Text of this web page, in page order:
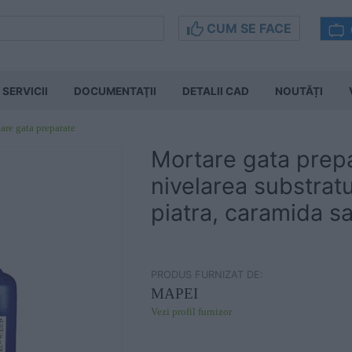
CUM SE FACE
SERVICII DOCUMENTAŢII DETALII CAD NOUTĂȚI
gata preparate
Mortare gata
nivelarea
piatra, caramida
PRODUS FURNIZAT DE:
MAPEI
Vezi profil furnizor